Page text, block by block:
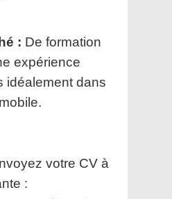
: De formation
expérience
idéalement dans
votre CV à
: